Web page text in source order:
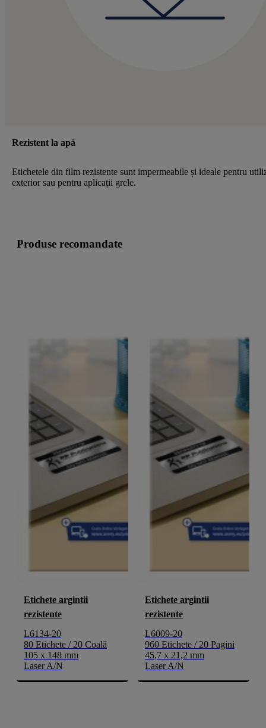
Rezistent la apă
Etichetele din film rezistente sunt impermeabile și ideale pentru
exterior sau pentru aplicații grele.
Produse recomandate
Etichete argintii
rezistente
L6134-20
80 Etichete / 20 Coală
105 x 148 mm
Laser A/N
Etichete argintii
rezistente
L6009-20
960 Etichete / 20 Pagini
45,7 x 21,2 mm
Laser A/N